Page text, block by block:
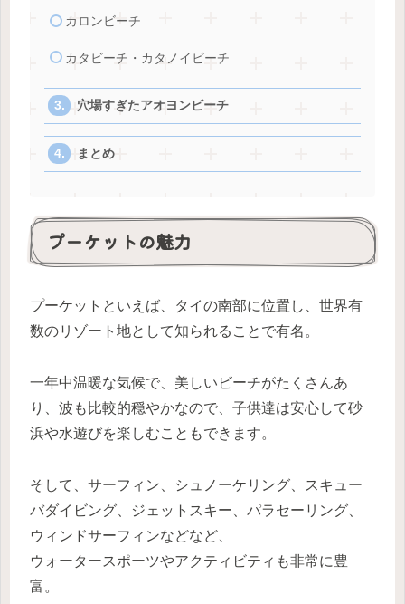
カロンビーチ
カタビーチ・カタノイビーチ
穴場すぎたアオヨンビーチ
まとめ
プーケットの魅力
プーケットといえば、タイの南部に位置し、世界有
数のリゾート地として知られることで有名。
一年中温暖な気候で、美しいビーチがたくさんあ
り、波も比較的穏やかなので、子供達は安心して砂
浜や水遊びを楽しむこともできます。
そして、サーフィン、シュノーケリング、スキュー
バダイビング、ジェットスキー、パラセーリング、
ウィンドサーフィンなどなど、
ウォータースポーツやアクティビティも非常に豊
富。